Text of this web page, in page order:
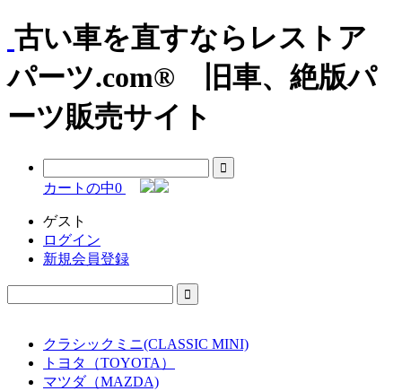
古い車を直すならレストア
パーツ.com® 旧車、絶版パ
ーツ販売サイト
カートの中0
ゲスト
ログイン
新規会員登録
クラシックミニ(CLASSIC MINI)
トヨタ（TOYOTA）
マツダ（MAZDA)